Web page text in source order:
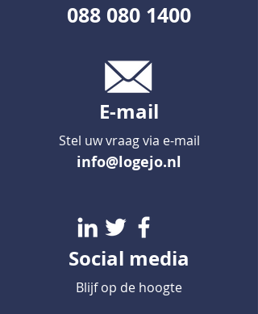
088 080 1400
E-mail
Stel uw vraag via e-mail
info@logejo.nl
Social media
Blijf op de hoogte